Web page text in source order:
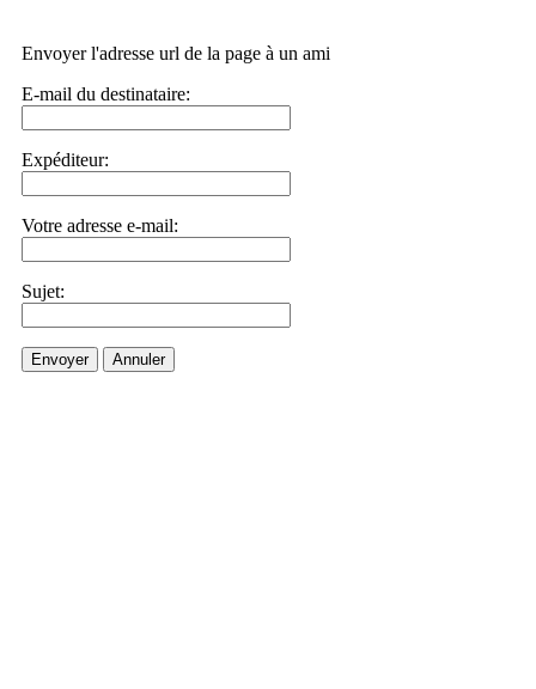
Envoyer l'adresse url de la page à un ami
E-mail du destinataire:
Expéditeur:
Votre adresse e-mail:
Sujet:
Envoyer Annuler